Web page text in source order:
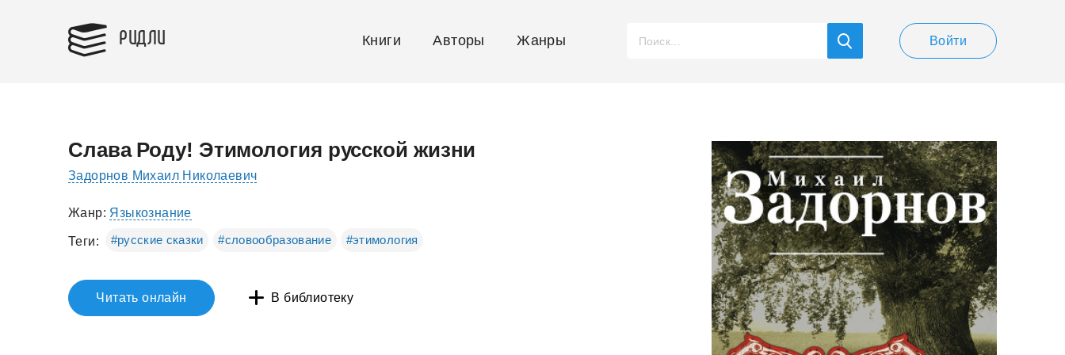
РИДЛИ Книги Авторы Жанры Войти
Слава Роду! Этимология русской жизни
Задорнов Михаил Николаевич
Жанр: Языкознание
Теги: #русские сказки #словообразование #этимология
Читать онлайн В библиотеку